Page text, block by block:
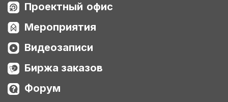
Проектный офис
Мероприятия
Видеозаписи
Биржа заказов
Форум